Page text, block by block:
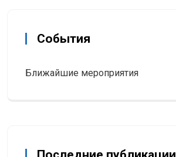
События
Ближайшие мероприятия